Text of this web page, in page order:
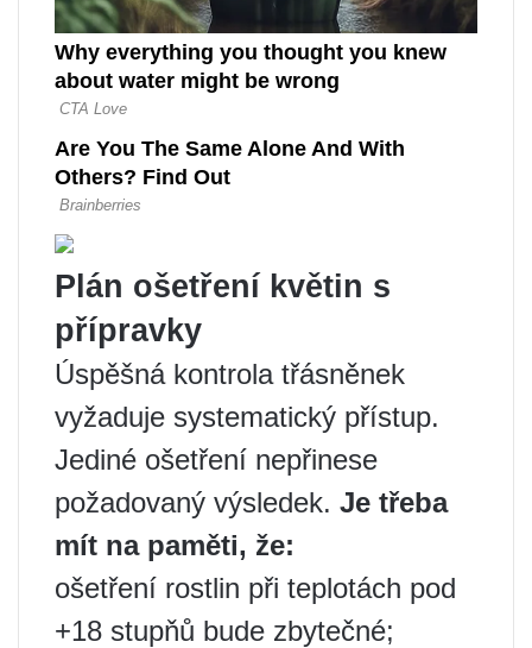
Plán ošetření květin s
přípravky
Úspěšná kontrola třásněnek
vyžaduje systematický přístup.
Jediné ošetření nepřinese
požadovaný výsledek. Je třeba
mít na paměti, že:
ošetření rostlin při teplotách pod
+18 stupňů bude zbytečné;